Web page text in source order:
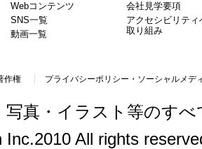
Webコンテンツ
SNS一覧
動画一覧
会社見学要項
アクセシビリティ
取り組み
作権 プライバシーポリシー・ソーシャルメデ
写真・イラスト等のす
All rights